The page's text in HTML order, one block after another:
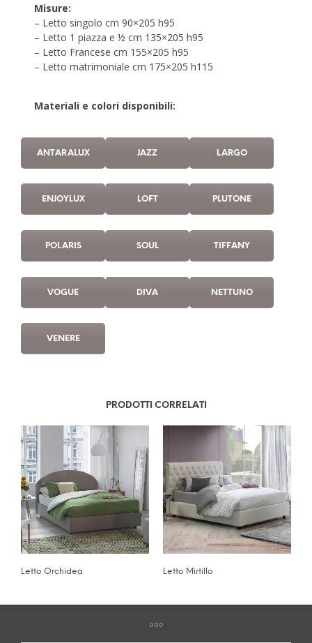
Misure:
– Letto singolo cm 90×205 h95
– Letto 1 piazza e ½ cm 135×205 h95
– Letto Francese cm 155×205 h95
– Letto matrimoniale cm 175×205 h115
Materiali e colori disponibili:
ANTARALUX JAZZ LARGO
ENJOYLUX LOFT PLUTONE
POLARIS SOUL TIFFANY
VOGUE DIVA NETTUNO
VENERE
PRODOTTI CORRELATI
Letto Orchidea Letto Mirtillo